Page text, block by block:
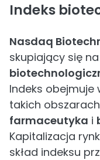
Indeks
Nasdaq
skupiający się
Indeks obejmuje
takich
farmaceutyka i
Kapitalizacja
skład indeksu